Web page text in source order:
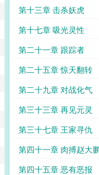
第十三章 击杀妖虎
第十七章 吸光灵性
第二十一章 跟踪者
第二十五章 惊天翻转
第二十九章 对战化气
第三十三章 再见元灵
第三十七章 王家寻仇
第四十一章 肉搏赵大
第四十五章 恶有恶报